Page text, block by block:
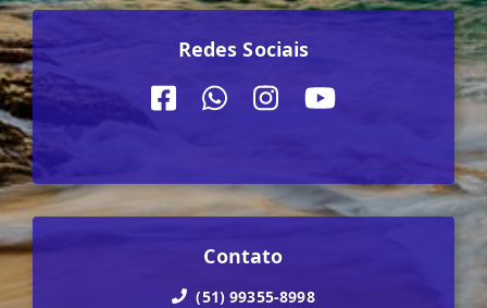
Redes Sociais
Contato
(51) 99355-8998